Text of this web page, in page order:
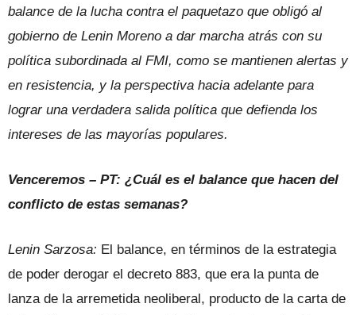
balance de la lucha contra el paquetazo que obligó al
gobierno de Lenin Moreno a dar marcha atrás con su
política subordinada al FMI, como se mantienen alertas y
en resistencia, y la perspectiva hacia adelante para
lograr una verdadera salida política que defienda los
intereses de las mayorías populares.
Venceremos – PT: ¿Cuál es el balance que hacen del
conflicto de estas semanas?
Lenin Sarzosa: El balance, en términos de la estrategia
de poder derogar el decreto 883, que era la punta de
lanza de la arremetida neoliberal, producto de la carta de